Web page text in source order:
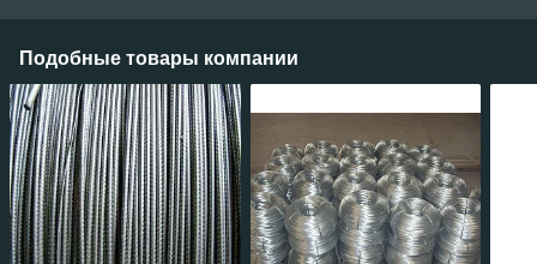
Подобные товары компании